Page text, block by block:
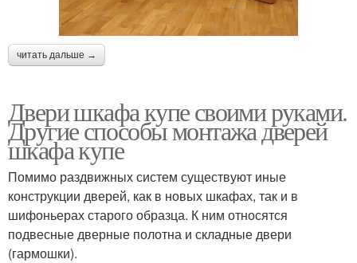
читать дальше →
Двери шкафа купе своими руками.
Другие способы монтажа дверей
шкафа купе
Помимо раздвижных систем существуют иные
конструкции дверей, как в новых шкафах, так и в
шифоньерах старого образца. К ним относятся
подвесные дверные полотна и складные двери
(гармошки).